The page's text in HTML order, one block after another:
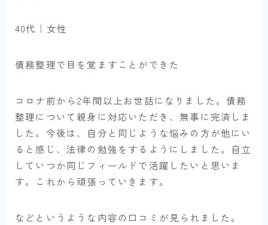
40代｜女性
債務整理で目を覚ますことができた
コロナ前から2年間以上お世話になりました。債務
整理について親身に対応いただき、無事に完済しま
した。今後は、自分と同じような悩みの方が他にい
ると感じ、法律の勉強をするようにしました。自立
していつか同じフィールドで活躍したいと思いま
す。これから頑張っていきます。
などというような内容の口コミが見られました。